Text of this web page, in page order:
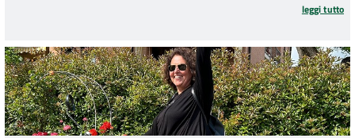
leggi tutto